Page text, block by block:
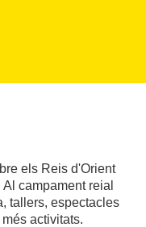
els Reis d'Orient
campament reial
tallers, espectacles
activitats.